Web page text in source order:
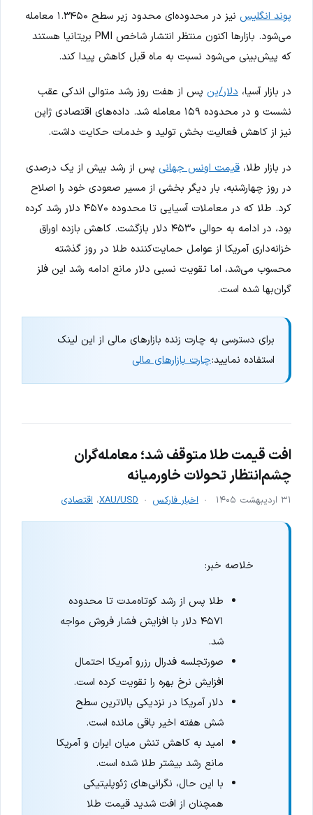
پوند انگلیس
نیز در محدوده‌ای محدود زیر سطح ۱.۳۴۵۰ معامله
می‌شود. بازارها اکنون منتظر انتشار شاخص PMI بریتانیا هستند
که پیش‌بینی می‌شود نسبت به ماه قبل کاهش پیدا کند.
در بازار آسیا، دلار/ین پس از هفت روز رشد متوالی اندکی عقب
نشست و در محدوده ۱۵۹ معامله شد. داده‌های اقتصادی ژاپن
نیز از کاهش فعالیت بخش تولید و خدمات حکایت داشت.
در بازار طلا، قیمت اونس جهانی پس از رشد بیش از یک درصدی
در روز چهارشنبه، بار دیگر بخشی از مسیر صعودی خود را اصلاح
کرد. طلا که در معاملات آسیایی تا محدوده ۴۵۷۰ دلار رشد کرده
بود، در ادامه به حوالی ۴۵۳۰ دلار بازگشت. کاهش بازده اوراق
خزانه‌داری آمریکا از عوامل حمایت‌کننده طلا در روز گذشته
محسوب می‌شد، اما تقویت نسبی دلار مانع ادامه رشد این فلز
گران‌بها شده است.
برای دسترسی به چارت زنده بازارهای مالی از این لینک
استفاده نمایید:چارت بازارهای مالی
افت قیمت طلا متوقف شد؛ معامله‌گران
چشم‌انتظار تحولات خاورمیانه
۳۱ اردیبهشت ۱۴۰۵ اخبار فارکس XAU/USD، اقتصادی
خلاصه خبر:
طلا پس از رشد کوتاه‌مدت تا محدوده
۴۵۷۱ دلار با افزایش فشار فروش مواجه
شد.
صورتجلسه فدرال رزرو آمریکا احتمال
افزایش نرخ بهره را تقویت کرده است.
دلار آمریکا در نزدیکی بالاترین سطح
شش هفته اخیر باقی مانده است.
امید به کاهش تنش میان ایران و آمریکا
مانع رشد بیشتر طلا شده است.
با این حال، نگرانی‌های ژئوپلیتیکی
همچنان از افت شدید قیمت طلا